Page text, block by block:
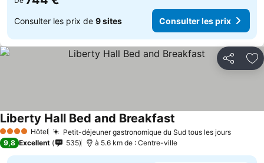
Consulter les prix de 9 sites Consulter les prix
Partager
4 Étoiles Hôtel Petit-déjeuner gastronomique du Sud tous les jours
Liberty Hall Bed and Breakfast
9,8 Excellent 535 à 5.6 km de : Centre-ville